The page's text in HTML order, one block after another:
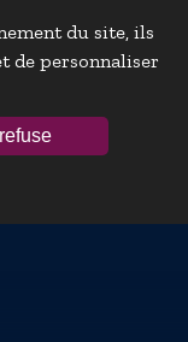
du site, ils
de personnaliser